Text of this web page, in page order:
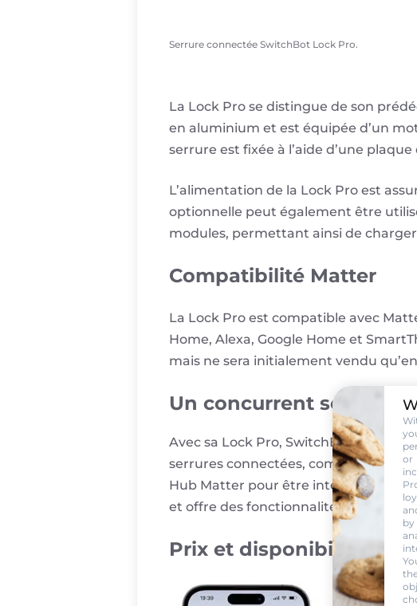
Serrure connectée SwitchBot Lock Pro.
La Lock Pro se distingue de son
en aluminium et est équipée d’un
serrure est fixée à l’aide d’une
L’alimentation de la Lock Pro est
optionnelle peut également être
modules, permettant ainsi de
Compatibilité Matter
La Lock Pro est compatible avec
Home, Alexa, Google Home et
mais ne sera initialement vendu
Un concurrent sérieux
Avec sa Lock Pro, SwitchBot se
serrures connectées, comme laNuki
Hub Matter pour être intégrée à
et offre des fonctionnalités
Prix et disponibilité
or